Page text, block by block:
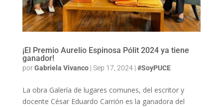
¡El Premio Aurelio Espinosa Pólit 2024 ya tiene
ganador!
porGabriela Vivanco| Sep 17, 2024| #SoyPUCE
La obra Galería de lugares comunes, del escritor y
docente César Eduardo Carrión es la ganadora del